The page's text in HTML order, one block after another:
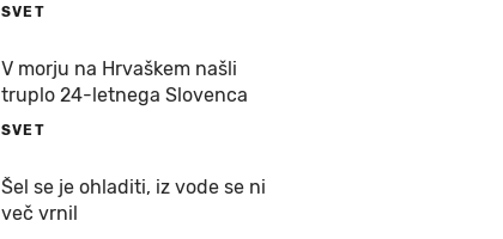
SVET
V morju na Hrvaškem našli
truplo 24-letnega Slovenca
SVET
Šel se je ohladiti, iz vode se ni
več vrnil